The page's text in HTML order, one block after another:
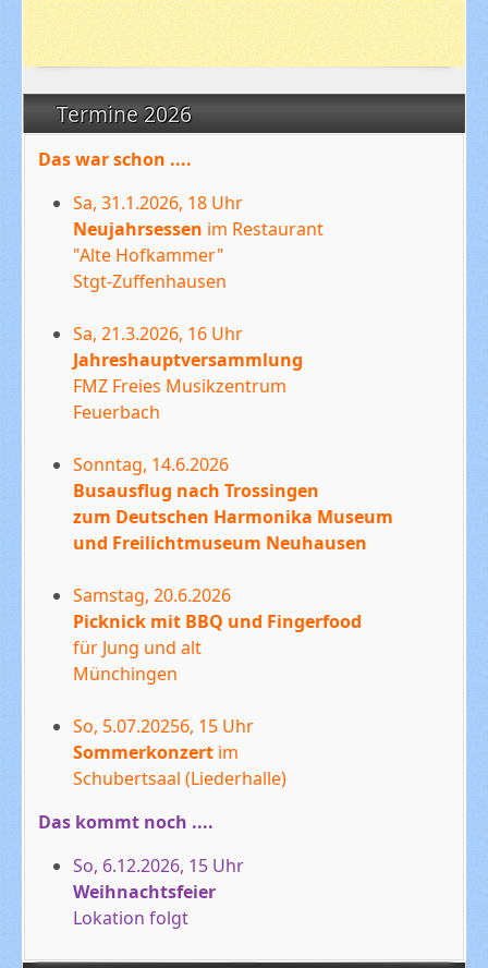
Termine 2026
Das war schon ....
Sa, 31.1.2026, 18 Uhr
Neujahrsessen im Restaurant
"Alte Hofkammer"
Stgt-Zuffenhausen
Sa, 21.3.2026, 16 Uhr
Jahreshauptversammlung
FMZ Freies Musikzentrum
Feuerbach
Sonntag, 14.6.2026
Busausflug nach Trossingen
zum Deutschen Harmonika Museum
und Freilichtmuseum Neuhausen
Samstag, 20.6.2026
Picknick mit BBQ und Fingerfood
für Jung und alt
Münchingen
So, 5.07.20256, 15 Uhr
Sommerkonzert im
Schubertsaal (Liederhalle)
Das kommt noch ....
So, 6.12.2026, 15 Uhr
Weihnachtsfeier
Lokation folgt